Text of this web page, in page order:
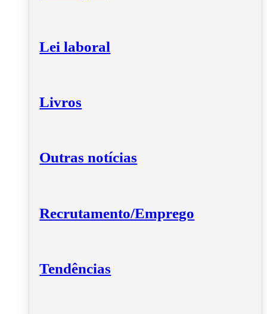
Lei laboral
Livros
Outras notícias
Recrutamento/Emprego
Tendências